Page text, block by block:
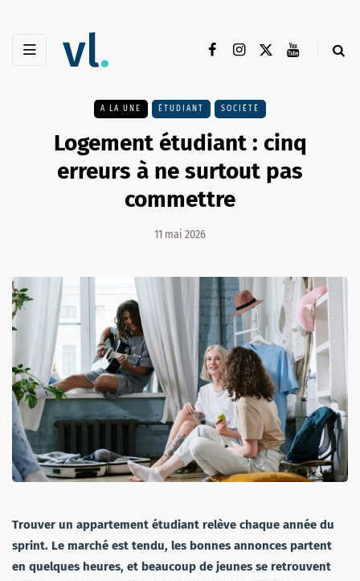
A LA UNE ÉTUDIANT SOCIÉTÉ
Logement étudiant : cinq
erreurs à ne surtout pas
commettre
11 mai 2026
Trouver un appartement étudiant relève chaque année du
sprint. Le marché est tendu, les bonnes annonces partent
en quelques heures, et beaucoup de jeunes se retrouvent